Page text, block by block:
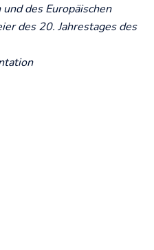
des Europäischen
des 20. Jahrestages des